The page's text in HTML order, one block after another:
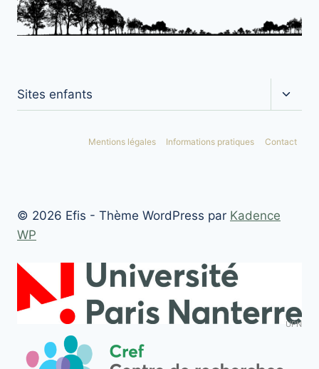
Sites enfants
le
enfant
Mentions légales Informations pratiques Contact
© 2026 Efis - Thème WordPress par Kadence
WP
UPN